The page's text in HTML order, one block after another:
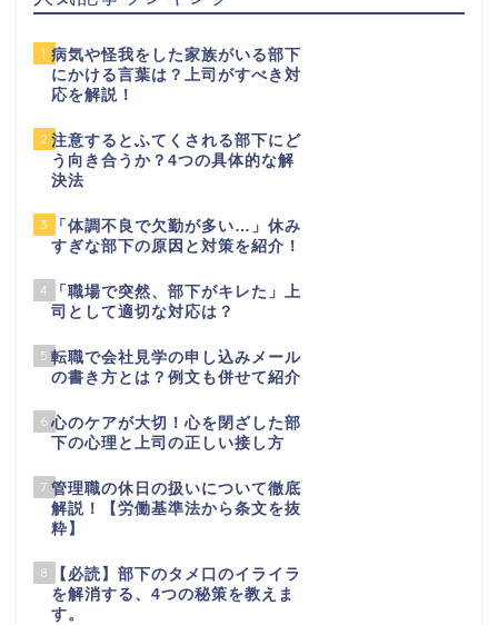
1 病気や怪我をした家族がいる部下
にかける言葉は？上司がすべき対
応を解説！
2 注意するとふてくされる部下にど
う向き合うか？4つの具体的な解
決法
3
「体調不良で欠勤が多い…」休み
すぎな部下の原因と対策を紹介！
4
「職場で突然、部下がキレた」上
司として適切な対応は？
5 転職で会社見学の申し込みメール
の書き方とは？例文も併せて紹介
6 心のケアが大切！心を閉ざした部
下の心理と上司の正しい接し方
7 管理職の休日の扱いについて徹底
解説！【労働基準法から条文を抜
粋】
8
【必読】部下のタメ口のイライラ
を解消する、4つの秘策を教えま
す。